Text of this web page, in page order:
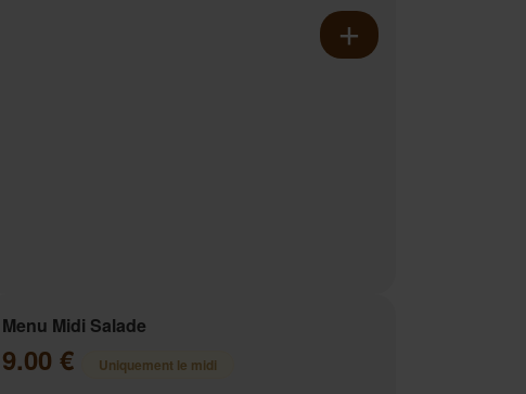
Menu Midi Salade
9.00 € Uniquement le midi